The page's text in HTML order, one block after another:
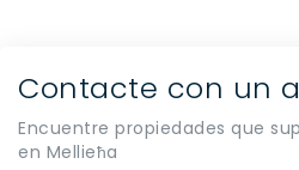
Contacte con un
Encuentre propiedades que
en Mellieħa